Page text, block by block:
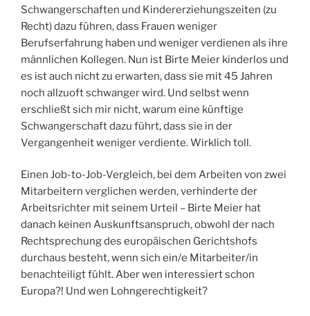
Schwangerschaften und Kindererziehungszeiten (zu
Recht) dazu führen, dass Frauen weniger
Berufserfahrung haben und weniger verdienen als ihre
männlichen Kollegen. Nun ist Birte Meier kinderlos und
es ist auch nicht zu erwarten, dass sie mit 45 Jahren
noch allzuoft schwanger wird. Und selbst wenn
erschließt sich mir nicht, warum eine künftige
Schwangerschaft dazu führt, dass sie in der
Vergangenheit weniger verdiente. Wirklich toll.
Einen Job-to-Job-Vergleich, bei dem Arbeiten von zwei
Mitarbeitern verglichen werden, verhinderte der
Arbeitsrichter mit seinem Urteil – Birte Meier hat
danach keinen Auskunftsanspruch, obwohl der nach
Rechtsprechung des europäischen Gerichtshofs
durchaus besteht, wenn sich ein/e Mitarbeiter/in
benachteiligt fühlt. Aber wen interessiert schon
Europa?! Und wen Lohngerechtigkeit?